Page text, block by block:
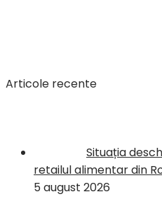
Articole recente
Situația
retailul alimentar din
5 august 2026